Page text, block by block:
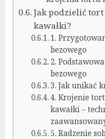
Jak podzielić
kawałki?
1.
bezowego
2.
bezowego
3. Jak unikać
4. Krojenie
kawałki –
5. Radzenie